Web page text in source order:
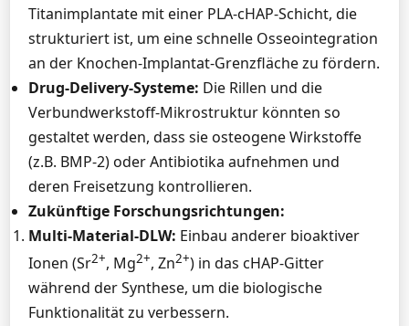
Titanimplantate mit einer PLA-cHAP-Schicht, die
strukturiert ist, um eine schnelle Osseointegration
an der Knochen-Implantat-Grenzfläche zu fördern.
Drug-Delivery-Systeme: Die Rillen und die
Verbundwerkstoff-Mikrostruktur könnten so
gestaltet werden, dass sie osteogene Wirkstoffe
(z.B. BMP-2) oder Antibiotika aufnehmen und
deren Freisetzung kontrollieren.
Zukünftige Forschungsrichtungen:
Multi-Material-DLW: Einbau anderer bioaktiver
Ionen (Sr2+, Mg2+, Zn2+) in das cHAP-Gitter
während der Synthese, um die biologische
Funktionalität zu verbessern.